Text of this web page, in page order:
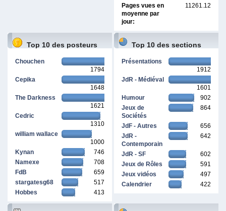
Pages vues en
moyenne par
jour:
11261.12
Top 10 des posteurs
Chouchen
1794
Cepika
1648
The Darkness
1621
Cedric
1310
william wallace
1000
Kynan
746
Namexe
708
FdB
659
stargatesg68
517
Hobbes
413
Top 10 des sections
Présentations
1912
JdR - Médiéval
1601
Humour
902
Jeux de
Sociétés
864
JdF - Autres
656
JdR -
Contemporain
642
JdR - SF
602
Jeux de Rôles
591
Jeux vidéos
497
Calendrier
422